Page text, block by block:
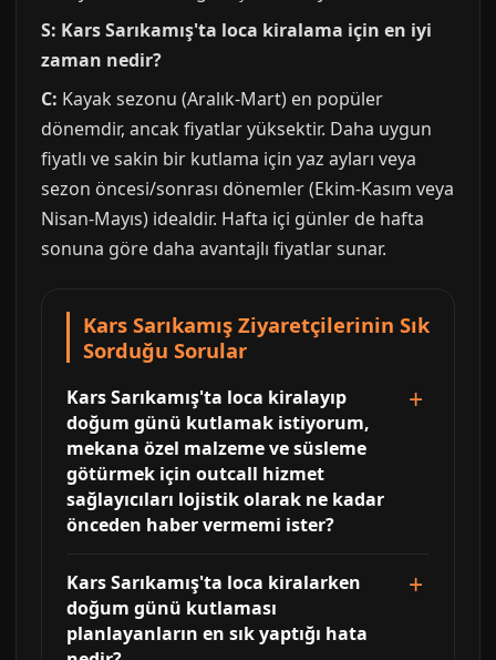
S: Kars Sarıkamış'ta loca kiralama için en iyi
zaman nedir?
C: Kayak sezonu (Aralık-Mart) en popüler
dönemdir, ancak fiyatlar yüksektir. Daha uygun
fiyatlı ve sakin bir kutlama için yaz ayları veya
sezon öncesi/sonrası dönemler (Ekim-Kasım veya
Nisan-Mayıs) idealdir. Hafta içi günler de hafta
sonuna göre daha avantajlı fiyatlar sunar.
Kars Sarıkamış Ziyaretçilerinin Sık
Sorduğu Sorular
Kars Sarıkamış'ta loca kiralayıp
doğum günü kutlamak istiyorum,
mekana özel malzeme ve süsleme
götürmek için outcall hizmet
sağlayıcıları lojistik olarak ne kadar
önceden haber vermemi ister?
Kars Sarıkamış'ta loca kiralarken
doğum günü kutlaması
planlayanların en sık yaptığı hata